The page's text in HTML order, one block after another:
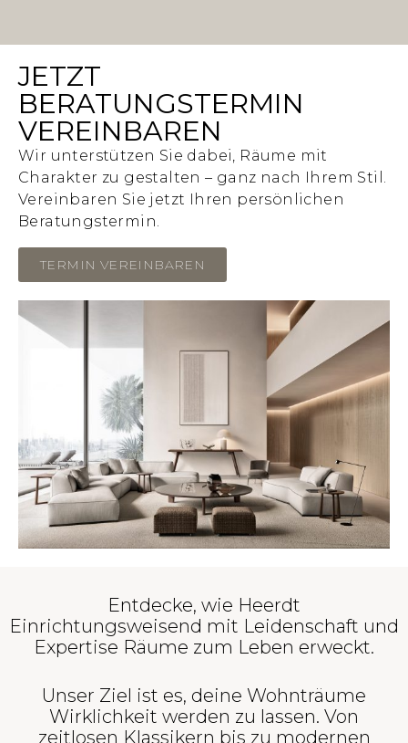
JETZT
BERATUNGSTERMIN
VEREINBAREN
Wir unterstützen Sie dabei, Räume mit
Charakter zu gestalten – ganz nach Ihrem Stil.
Vereinbaren Sie jetzt Ihren persönlichen
Beratungstermin.
TERMIN VEREINBAREN
Entdecke, wie Heerdt
Einrichtungsweisend mit Leidenschaft und
Expertise Räume zum Leben erweckt.
Unser Ziel ist es, deine Wohnträume
Wirklichkeit werden zu lassen. Von
zeitlosen Klassikern bis zu modernen